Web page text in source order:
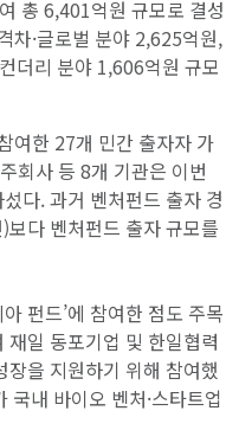
총 6,401억원 규모로 결성
차·글로벌 분야 2,625억원,
더리 분야 1,606억원 규모
여한 27개 민간 출자자 가
회사 등 8개 기관은 이번
다. 과거 벤처펀드 출자 경
다 벤처펀드 출자 규모를
펀드’에 참여한 점도 주목
일 동포기업 및 한일협력
장을 지원하기 위해 참여했
국내 바이오 벤처·스타트업